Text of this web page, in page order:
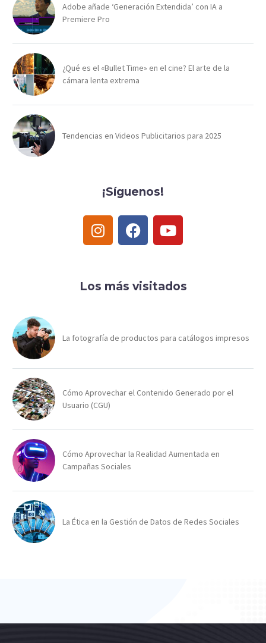
Adobe añade ‘Generación Extendida’ con IA a
Premiere Pro
¿Qué es el «Bullet Time» en el cine? El arte de la
cámara lenta extrema
Tendencias en Videos Publicitarios para 2025
¡Síguenos!
Los más visitados
La fotografía de productos para catálogos impresos
Cómo Aprovechar el Contenido Generado por el
Usuario (CGU)
Cómo Aprovechar la Realidad Aumentada en
Campañas Sociales
La Ética en la Gestión de Datos de Redes Sociales